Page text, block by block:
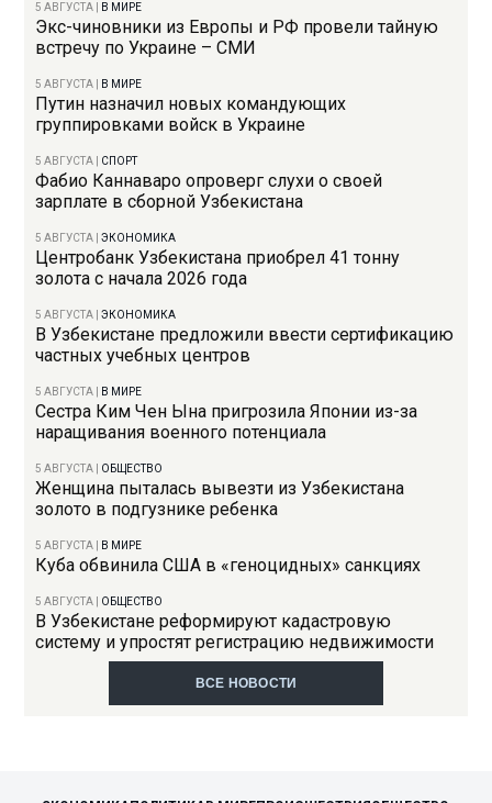
5 АВГУСТА В МИРЕ
Экс-чиновники из Европы и РФ провели тайную
встречу по Украине – СМИ
5 АВГУСТА В МИРЕ
Путин назначил новых командующих
группировками войск в Украине
5 АВГУСТА СПОРТ
Фабио Каннаваро опроверг слухи о своей
зарплате в сборной Узбекистана
5 АВГУСТА |ЭКОНОМИКА
Центробанк Узбекистана приобрел 41 тонну
золота с начала 2026 года
5 АВГУСТА |ЭКОНОМИКА
В Узбекистане предложили ввести сертификацию
частных учебных центров
5 АВГУСТА В МИРЕ
Сестра Ким Чен Ына пригрозила Японии из-за
наращивания военного потенциала
5 АВГУСТА ОБЩЕСТВО
Женщина пыталась вывезти из Узбекистана
золото в подгузнике ребенка
5 АВГУСТА В МИРЕ
Куба обвинила США в «геноцидных» санкциях
5 АВГУСТА ОБЩЕСТВО
В Узбекистане реформируют кадастровую
систему и упростят регистрацию недвижимости
ВСЕ НОВОСТИ